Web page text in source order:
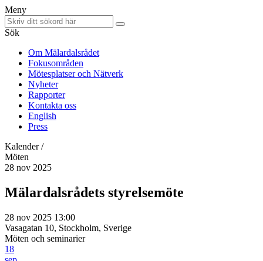
Meny
Sök
Om Mälardalsrådet
Fokusområden
Mötesplatser och Nätverk
Nyheter
Rapporter
Kontakta oss
English
Press
Kalender /
Möten
28 nov 2025
Mälardalsrådets styrelsemöte
28 nov 2025 13:00
Vasagatan 10, Stockholm, Sverige
Möten och seminarier
18